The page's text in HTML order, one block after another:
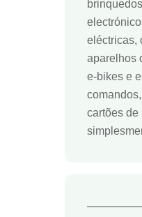
eléctricas,
aparelhos
e-bikes e
cartões de